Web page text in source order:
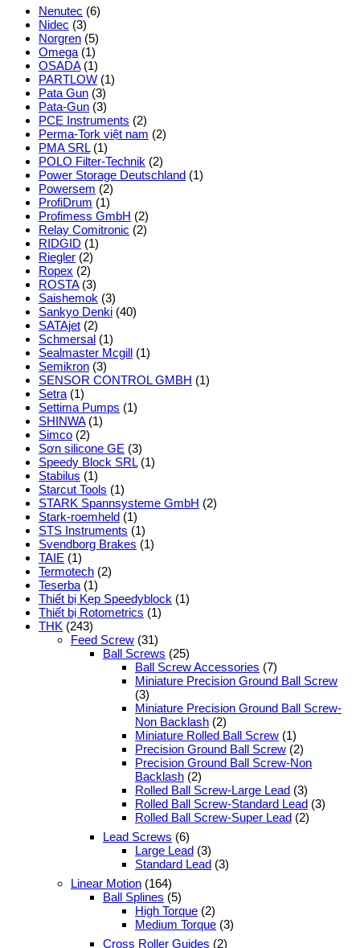
Nenutec (6)
Nidec (3)
Norgren (5)
Omega (1)
OSADA (1)
PARTLOW (1)
Pata Gun (3)
Pata-Gun (3)
PCE Instruments (2)
Perma-Tork việt nam (2)
PMA SRL (1)
POLO Filter-Technik (2)
Power Storage Deutschland (1)
Powersem (2)
ProfiDrum (1)
Profimess GmbH (2)
Relay Comitronic (2)
RIDGID (1)
Riegler (2)
Ropex (2)
ROSTA (3)
Saishemok (3)
Sankyo Denki (40)
SATAjet (2)
Schmersal (1)
Sealmaster Mcgill (1)
Semikron (3)
SENSOR CONTROL GMBH (1)
Setra (1)
Settima Pumps (1)
SHINWA (1)
Simco (2)
Sơn silicone GE (3)
Speedy Block SRL (1)
Stabilus (1)
Starcut Tools (1)
STARK Spannsysteme GmbH (2)
Stark-roemheld (1)
STS Instruments (1)
Svendborg Brakes (1)
TAIE (1)
Termotech (2)
Teserba (1)
Thiết bị Kẹp Speedyblock (1)
Thiết bị Rotometrics (1)
THK (243)
Feed Screw (31)
Ball Screws (25)
Ball Screw Accessories (7)
Miniature Precision Ground Ball Screw
(3)
Miniature Precision Ground Ball Screw-
Non Backlash (2)
Miniature Rolled Ball Screw (1)
Precision Ground Ball Screw (2)
Precision Ground Ball Screw-Non
Backlash (2)
Rolled Ball Screw-Large Lead (3)
Rolled Ball Screw-Standard Lead (3)
Rolled Ball Screw-Super Lead (2)
Lead Screws (6)
Large Lead (3)
Standard Lead (3)
Linear Motion (164)
Ball Splines (5)
High Torque (2)
Medium Torque (3)
Cross Roller Guides (2)